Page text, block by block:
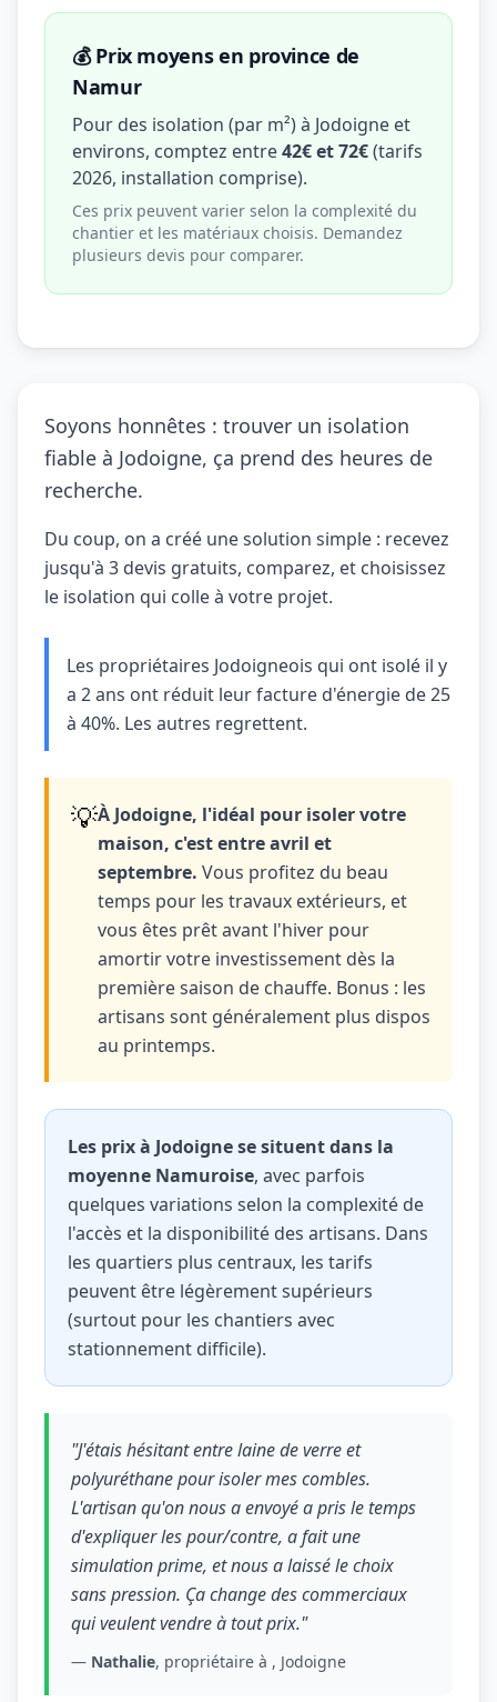
💰 Prix moyens en province de
Namur
Pour des isolation (par m²) à Jodoigne et
environs, comptez entre42€ et 72€(tarifs
2026, installation comprise).
Ces prix peuvent varier selon la complexité du
chantier et les matériaux choisis. Demandez
plusieurs devis pour comparer.
Soyons honnêtes : trouver un isolation
fiable à Jodoigne, ça prend des heures de
recherche.
Du coup, on a créé une solution simple : recevez
jusqu'à 3 devis gratuits, comparez, et choisissez
le isolation qui colle à votre projet.
Les propriétaires Jodoigneois qui ont isolé il y
a 2 ans ont réduit leur facture d'énergie de 25
à 40%. Les autres regrettent.
💡À Jodoigne, l'idéal pour isoler votre
maison, c'est entre avril et
septembre. Vous profitez du beau
temps pour les travaux extérieurs, et
vous êtes prêt avant l'hiver pour
amortir votre investissement dès la
première saison de chauffe. Bonus : les
artisans sont généralement plus dispos
au printemps.
Les prix à Jodoigne se situent dans la
moyenne Namuroise, avec parfois
quelques variations selon la complexité de
l'accès et la disponibilité des artisans. Dans
les quartiers plus centraux, les tarifs
peuvent être légèrement supérieurs
(surtout pour les chantiers avec
stationnement difficile).
"J'étais hésitant entre laine de verre et
polyuréthane pour isoler mes combles.
L'artisan qu'on nous a envoyé a pris le temps
d'expliquer les pour/contre, a fait une
simulation prime, et nous a laissé le choix
sans pression. Ça change des commerciaux
qui veulent vendre à tout prix."
— Nathalie, propriétaire à , Jodoigne